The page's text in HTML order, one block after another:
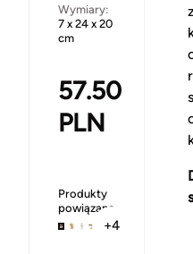
Wymiary:
7 x 24 x 20
cm
57.50
PLN
Produkty
powiązane
+4